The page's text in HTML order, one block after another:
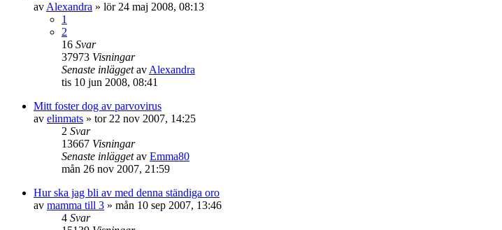
av Alexandra » lör 24 maj 2008, 08:13
1
2
16 Svar
37973 Visningar
Senaste inläggetav Alexandra
tis 10 jun 2008, 08:41
Mitt foster dog av parvovirus
av elinmats » tor 22 nov 2007, 14:25
2 Svar
13667 Visningar
Senaste inläggetav Emma80
mån 26 nov 2007, 21:59
Hur ska jag bli av med denna ständiga oro
av mamma till 3 » mån 10 sep 2007, 13:46
4 Svar